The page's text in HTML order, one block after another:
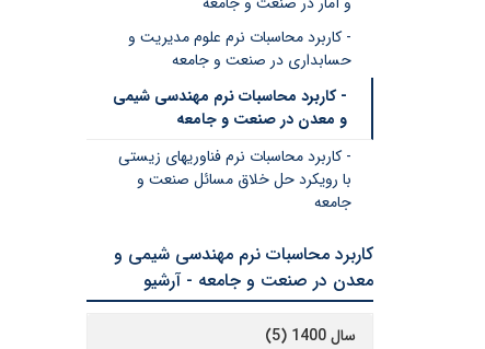
- کاربرد محاسبات نرم علوم مدیریت و
حسابداری در صنعت و جامعه
- کاربرد محاسبات نرم مهندسی شیمی
و معدن در صنعت و جامعه
- کاربرد محاسبات نرم فناوریهای زیستی
با رویکرد حل خلاق مسائل صنعت و
جامعه
کاربرد محاسبات نرم مهندسی شیمی و
معدن در صنعت و جامعه - آرشیو
سال 1400 (5)